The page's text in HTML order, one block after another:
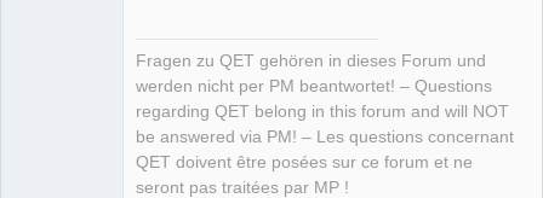
Fragen zu QET gehören in dieses Forum und
werden nicht per PM beantwortet! – Questions
regarding QET belong in this forum and will NOT
be answered via PM! – Les questions concernant
QET doivent être posées sur ce forum et ne
seront pas traitées par MP !